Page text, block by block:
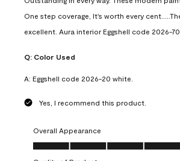
One step coverage, It's worth every
excellent. Aura interior Eggshell code 2026-70
Q: Color Used
A: Eggshell code 2026-20 white.
Yes, I recommend this product.
Overall Appearance
Overall Appearance, 5.0 out of 5